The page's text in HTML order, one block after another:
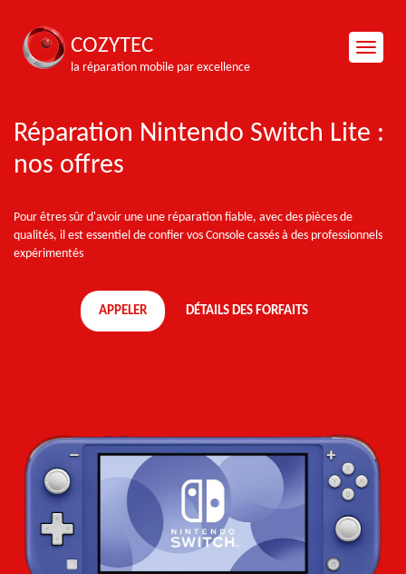
COZYTEC
la réparation mobile par excellence
Réparation Nintendo Switch Lite :
nos offres
Pour êtres sûr d'avoir une une réparation fiable, avec des pièces de
qualités, il est essentiel de confier vos Console cassés à des professionnels
expérimentés
APPELER DÉTAILS DES FORFAITS